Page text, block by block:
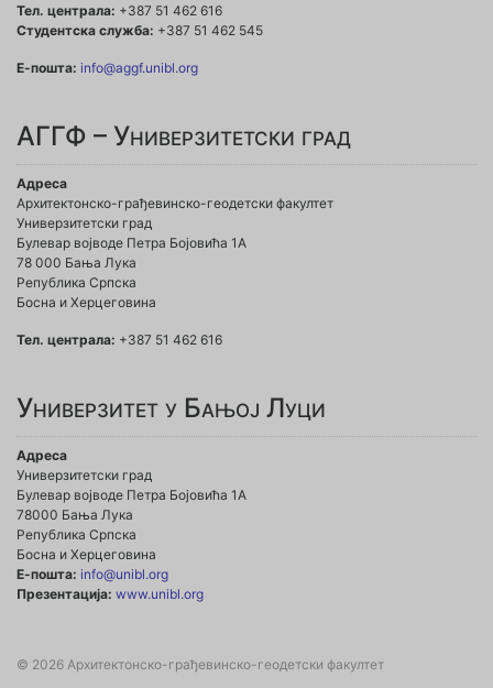
Тел. централа: +387 51 462 616
Студентска служба: +387 51 462 545
Е-пошта: info@aggf.unibl.org
АГГФ – Универзитетски град
Адреса
Архитектонско-грађевинско-геодетски факултет
Универзитетски град
Булевар војводе Петра Бојовића 1A
78 000 Бања Лука
Република Српска
Босна и Херцеговина
Тел. централа: +387 51 462 616
Универзитет у Бањој Луци
Адреса
Универзитетски град
Булевар војводе Петра Бојовића 1А
78000 Бања Лука
Република Српска
Босна и Херцеговина
Е-пошта: info@unibl.org
Презентација: www.unibl.org
© 2026 Архитектонско-грађевинско-геодетски факултет